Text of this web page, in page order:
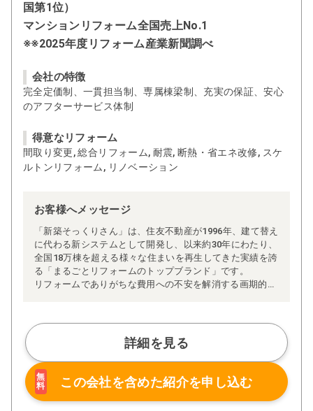
国第1位）
マンションリフォーム全国売上No.1
※※2025年度リフォーム産業新聞調べ
会社の特徴
完全定価制、一貫担当制、専属棟梁制、充実の保証、安心
のアフターサービス体制
得意なリフォーム
間取り変更, 総合リフォーム, 耐震, 断熱・省エネ改修, スケ
ルトンリフォーム, リノベーション
お客様へメッセージ
「新築そっくりさん」は、住友不動産が1996年、建て替え
に代わる新システムとして開発し、以来約30年にわたり、
全国18万棟を超える様々な住まいを再生してきた実績を誇
る「まるごとリフォームのトップブランド」です。
リフォームでありがちな費用への不安を解消する画期的な
ム」、経験豊かなセールスエンジニアによる「一貫担当
制」などが高い信頼を得ています。
また、大規模リフォームに習熟した施工管理者が現場を統
括する「専属棟梁制」、豊富な実績に裏付けられた充実の
施工マニュアルや検査体制により高い施工品質を実現。
さらに、住友不動産のリフォームならではの充実の保証、
アフターサービス体制で工事後も安心です。
詳細を見る
無
料
この会社を含めた紹介を申し込む